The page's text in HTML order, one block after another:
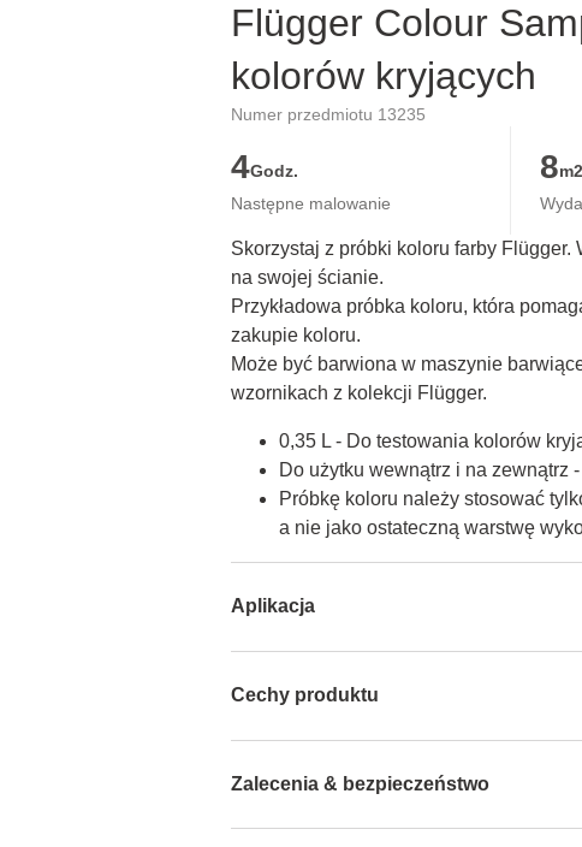
Flügger Colour
kolorów kryjących
Numer przedmiotu 13235
4Godz.
Następne malowanie
8
Skorzystaj z próbki koloru farby Flügger.
na swojej ścianie.
Przykładowa próbka koloru, która
zakupie koloru.
Może być barwiona w maszynie
wzornikach z kolekcji Flügger.
0,35 L - Do testowania kolorów
Do użytku wewnątrz i na zewnątrz
Próbkę koloru należy stosować
a nie jako ostateczną warstwę
Aplikacja
Cechy produktu
Zalecenia & bezpieczeństwo